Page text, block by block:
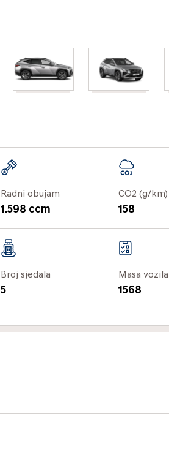
Radni obujam
1.598 ccm
CO2 (g/km)
158
Broj sjedala
5
Masa
1568